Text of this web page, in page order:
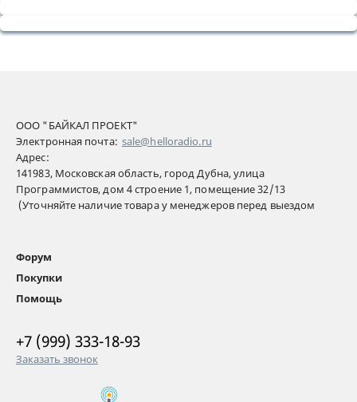
ООО "БАЙКАЛ ПРОЕКТ"
Электронная почта: sale@helloradio.ru
Адрес:
141983, Московская область, город Дубна, улица
Программистов, дом 4 строение 1, помещение 32/13
(Уточняйте наличие товара у менеджеров перед выездом
Форум
Покупки
Помощь
+7 (999) 333-18-93
Заказать звонок